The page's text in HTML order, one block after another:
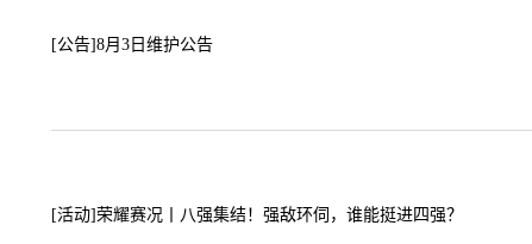
[公告]8月3日维护公告
[活动] 荣耀赛况丨八强集结！强敌环伺，谁能挺进四强？